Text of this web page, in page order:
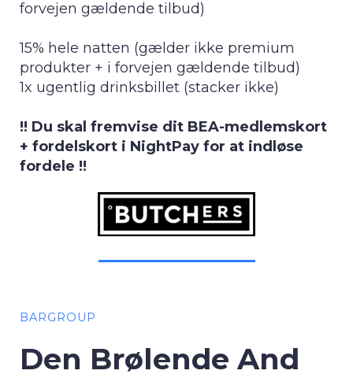
forvejen gældende tilbud)
15% hele natten (gælder ikke premium
produkter + i forvejen gældende tilbud)
1x ugentlig drinksbillet (stacker ikke)
!! Du skal fremvise dit BEA-medlemskort
+ fordelskort i NightPay for at indløse
fordele !!
BARGROUP
Den Brølende And